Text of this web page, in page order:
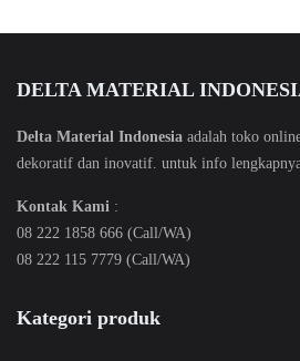
DELTA MATERIAL
Delta Material Indonesia adalah toko
dekoratif dan inovatif. untuk info
Kontak Kami :
08 222 1858 666 (Call/WA)
08 222 115 7779 (Call/WA)
Kategori produk